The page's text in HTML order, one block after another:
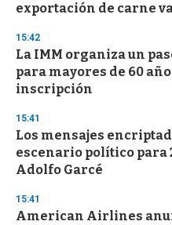
exportación de carne
15:42
La IMM organiza un
para mayores de 60
inscripción
15:41
Los mensajes
escenario político para
Adolfo Garcé
15:41
American Airlines